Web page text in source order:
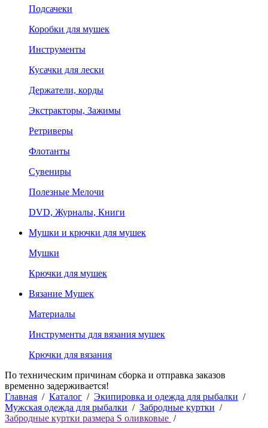
Подсачеки
Коробки для мушек
Инструменты
Кусачки для лески
Держатели, корды
Экстракторы, Зажимы
Ретриверы
Флотанты
Сувениры
Полезные Мелочи
DVD, Журналы, Книги
Мушки и крючки для мушек
Мушки
Крючки для мушек
Вязание Мушек
Материалы
Инструменты для вязания мушек
Крючки для вязания
По техническим причинам сборка и отправка заказов
временно задерживается!
Главная / Каталог / Экипировка и одежда для рыбалки /
Мужская одежда для рыбалки / Забродные куртки /
Забродные куртки размера S оливковые /